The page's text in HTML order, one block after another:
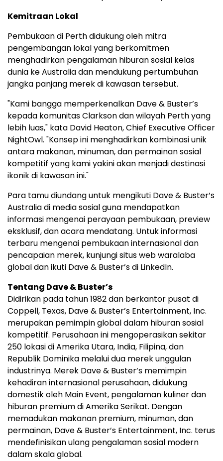
Kemitraan Lokal
Pembukaan di Perth didukung oleh mitra
pengembangan lokal yang berkomitmen
menghadirkan pengalaman hiburan sosial kelas
dunia ke Australia dan mendukung pertumbuhan
jangka panjang merek di kawasan tersebut.
"Kami bangga memperkenalkan Dave & Buster’s
kepada komunitas Clarkson dan wilayah Perth yang
lebih luas," kata David Heaton, Chief Executive Officer
NightOwl. "Konsep ini menghadirkan kombinasi unik
antara makanan, minuman, dan permainan sosial
kompetitif yang kami yakini akan menjadi destinasi
ikonik di kawasan ini."
Para tamu diundang untuk mengikuti Dave & Buster’s
Australia di media sosial guna mendapatkan
informasi mengenai perayaan pembukaan, preview
eksklusif, dan acara mendatang. Untuk informasi
terbaru mengenai pembukaan internasional dan
pencapaian merek, kunjungi situs web waralaba
global dan ikuti Dave & Buster’s di LinkedIn.
Tentang Dave & Buster’s
Didirikan pada tahun 1982 dan berkantor pusat di
Coppell, Texas, Dave & Buster’s Entertainment, Inc.
merupakan pemimpin global dalam hiburan sosial
kompetitif. Perusahaan ini mengoperasikan sekitar
250 lokasi di Amerika Utara, India, Filipina, dan
Republik Dominika melalui dua merek unggulan
industrinya. Merek Dave & Buster’s memimpin
kehadiran internasional perusahaan, didukung
domestik oleh Main Event, pengalaman kuliner dan
hiburan premium di Amerika Serikat. Dengan
memadukan makanan premium, minuman, dan
permainan, Dave & Buster’s Entertainment, Inc. terus
mendefinisikan ulang pengalaman sosial modern
dalam skala global.